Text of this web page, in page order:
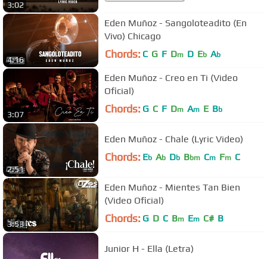
3:02
4:16
Eden Muñoz - Sangoloteadito (En
Vivo) Chicago
Chords: C G F Dm D Eb Ab
3:07
Eden Muñoz - Creo en Ti (Video
Oficial)
Chords: G C F Dm Am E Bb
2:51
Eden Muñoz - Chale (Lyric Video)
Chords: Eb Ab Db Bbm Cm Fm C
3:53
Eden Muñoz - Mientes Tan Bien
(Video Oficial)
Chords: G D C Bm Em C# B
Junior H - Ella (Letra)